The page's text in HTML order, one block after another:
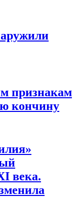
признакам
кончину
века.